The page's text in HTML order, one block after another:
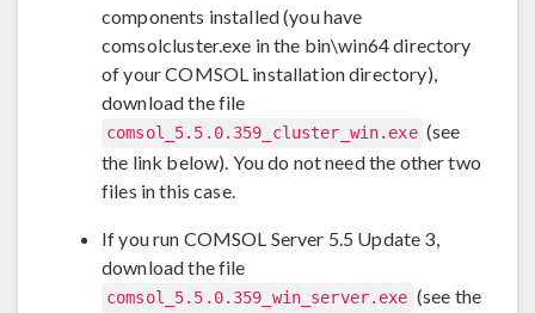
components installed (you have
comsolcluster.exe in the bin\win64 directory
of your COMSOL installation directory),
download the file
comsol_5.5.0.359_cluster_win.exe (see
the link below). You do not need the other two
files in this case.
If you run COMSOL Server 5.5 Update 3,
download the file
comsol_5.5.0.359_win_server.exe (see the